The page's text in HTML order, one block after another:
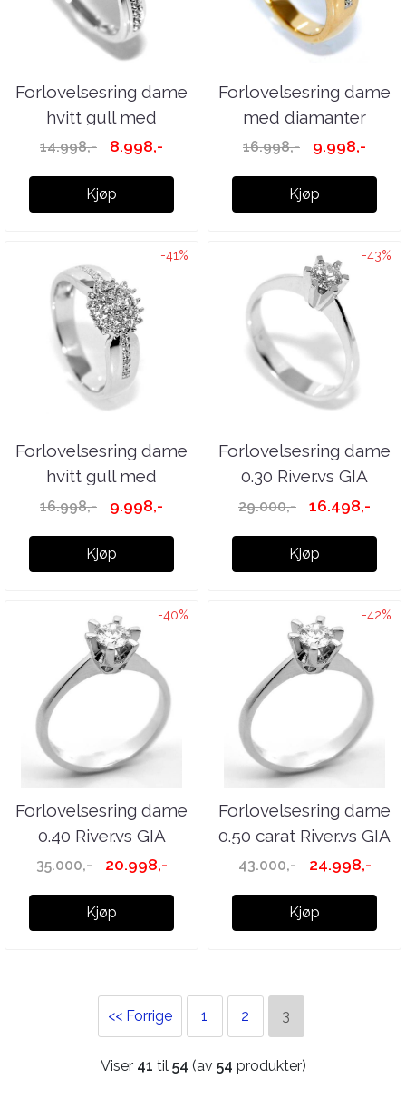
Forlovelsesring dame
hvitt gull med
diamanter ...
14.998,- 8.998,-
Kjøp
Forlovelsesring dame
med diamanter
0.25ct w.si
16.998,- 9.998,-
Kjøp
-41%
Forlovelsesring dame
hvitt gull med
diamanter ...
16.998,- 9.998,-
Kjøp
-43%
Forlovelsesring dame
0.30 River.vs GIA
29.000,- 16.498,-
Kjøp
-40%
Forlovelsesring dame
0.40 River.vs GIA
35.000,- 20.998,-
Kjøp
-42%
Forlovelsesring dame
0.50 carat River.vs GIA
43.000,- 24.998,-
Kjøp
<< Forrige 1 2 3
Viser 41 til 54 (av 54 produkter)